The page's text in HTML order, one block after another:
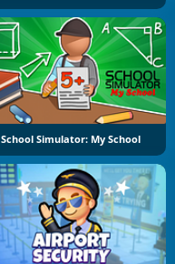
School Simulator: My School